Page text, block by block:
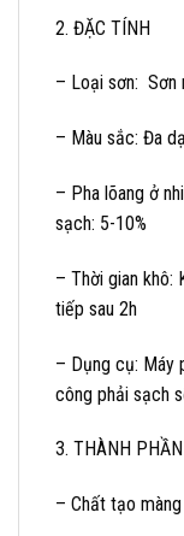
2. ĐẶC TÍNH
– Loại sơn: Sơn
– Màu sắc: Đa
– Pha lõang ở
sạch: 5-10%
– Thời gian khô:
tiếp sau 2h
– Dụng cụ: Máy
công phải sạch
3. THÀNH
– Chất tạo